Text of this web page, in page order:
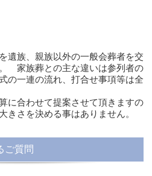
遺族、親族以外の一般会葬者を交
家族葬との主な違いは参列者の
の一連の流れ、打合せ事項等は全
に合わせて提案させて頂きますの
きさを決める事はありません。
ご質問